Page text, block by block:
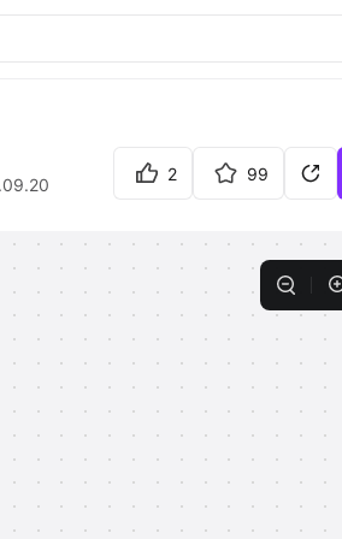
2 99